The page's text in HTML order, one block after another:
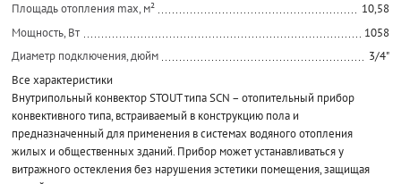
Площадь отопления max, м²
10,58
Мощность, Вт
1058
Диаметр подключения, дюйм
3/4"
Все характеристики
Внутрипольный конвектор STOUT типа SCN – отопительный прибор
конвективного типа, встраиваемый в конструкцию пола и
предназначенный для применения в системах водяного отопления
жилых и общественных зданий. Прибор может устанавливаться у
витражного остекления без нарушения эстетики помещения, защищая